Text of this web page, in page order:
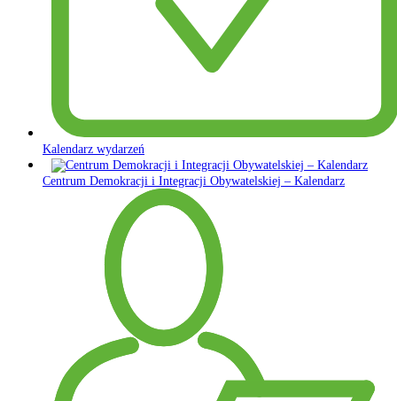
Kalendarz wydarzeń
Centrum Demokracji i Integracji Obywatelskiej – Kalendarz